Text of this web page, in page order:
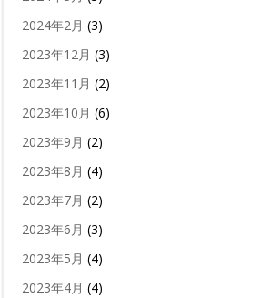
2024年2月 (3)
2023年12月 (3)
2023年11月 (2)
2023年10月 (6)
2023年9月 (2)
2023年8月 (4)
2023年7月 (2)
2023年6月 (3)
2023年5月 (4)
2023年4月 (4)